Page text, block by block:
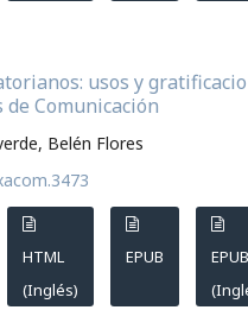
usos y
Comunicación
Belén Flores
HTML
(Inglés)
EPUB